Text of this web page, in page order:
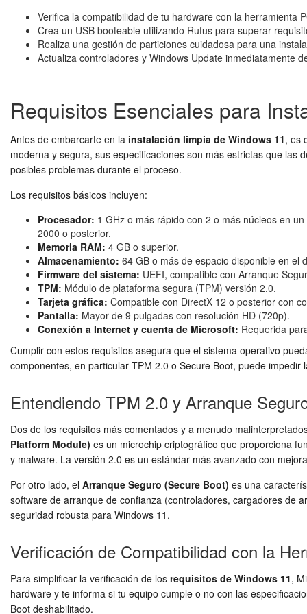
Verifica la compatibilidad de tu hardware con la herramienta
Crea un USB booteable utilizando Rufus para superar
Realiza una gestión de particiones cuidadosa para una
Actualiza controladores y Windows Update inmediatamente
Requisitos Esenciales para
Antes de embarcarte en la instalación limpia de Windows 11, es
moderna y segura, sus especificaciones son más estrictas que
posibles problemas durante el proceso.
Los requisitos básicos incluyen:
Procesador: 1 GHz o más rápido con 2 o más núcleos en
2000 o posterior.
Memoria RAM: 4 GB o superior.
Almacenamiento: 64 GB o más de espacio disponible en el
Firmware del sistema: UEFI, compatible con Arranque
TPM: Módulo de plataforma segura (TPM) versión 2.0.
Tarjeta gráfica: Compatible con DirectX 12 o posterior con
Pantalla: Mayor de 9 pulgadas con resolución HD (720p).
Conexión a Internet y cuenta de Microsoft: Requerida
Cumplir con estos requisitos asegura que el sistema operativo
componentes, en particular TPM 2.0 o Secure Boot, puede
Entendiendo TPM 2.0 y Arranque
Dos de los requisitos más comentados y a menudo
Platform Module) es un microchip criptográfico que proporciona
y malware. La versión 2.0 es un estándar más avanzado con
Por otro lado, el Arranque Seguro (Secure Boot) es una
software de arranque de confianza (controladores, cargadores de
seguridad robusta para Windows 11.
Verificación de Compatibilidad con la
Para simplificar la verificación de los requisitos de Windows 11,
hardware y te informa si tu equipo cumple o no con las
Boot deshabilitado.